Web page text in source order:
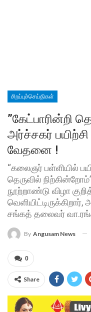
சிறப்புச்செய்திகள்
”கேட்பாரின்றி
அர்ச்சகர்
வேதனை !
“கலைஞர் பள்ளியில்
தெருவில்
நூற்றாண்டு விழா
சங்கத் தலைவர்
By Angusam News
0
Share